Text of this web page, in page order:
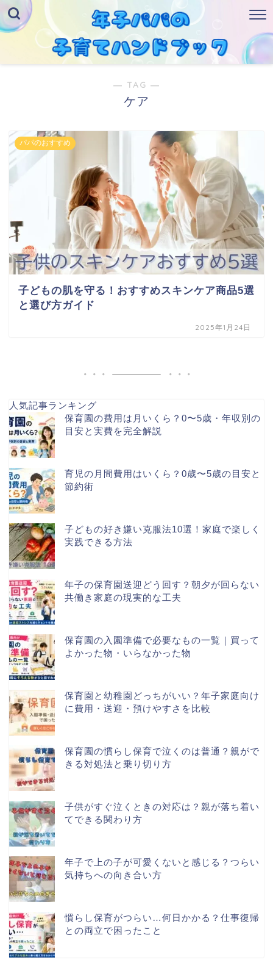
― TAG ―
ケア
パパのおすすめ
子どもの肌を守る！おすすめスキンケア商品5選
と選び方ガイド
2025年1月24日
人気記事ランキング
保育園の費用は月いくら？0〜5歳・年収別の
目安と実費を完全解説
育児の月間費用はいくら？0歳〜5歳の目安と
節約術
子どもの好き嫌い克服法10選！家庭で楽しく
実践できる方法
年子の保育園送迎どう回す？朝夕が回らない
共働き家庭の現実的な工夫
保育園の入園準備で必要なもの一覧｜買って
よかった物・いらなかった物
保育園と幼稚園どっちがいい？年子家庭向け
に費用・送迎・預けやすさを比較
保育園の慣らし保育で泣くのは普通？親がで
きる対処法と乗り切り方
子供がすぐ泣くときの対応は？親が落ち着い
てできる関わり方
年子で上の子が可愛くないと感じる？つらい
気持ちへの向き合い方
慣らし保育がつらい…何日かかる？仕事復帰
との両立で困ったこと